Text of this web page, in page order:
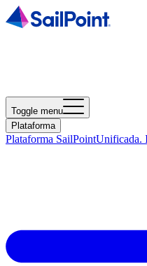
Toggle menu
Plataforma
Plataforma SailPointUnificada.